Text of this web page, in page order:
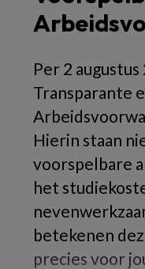
Per 2
Transparante
Hierin staan
voorspelbare
het
betekenen
precies voor